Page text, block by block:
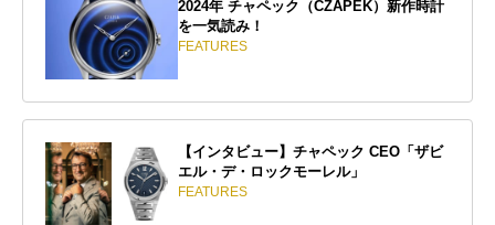
2024年 チャペック（CZAPEK）新作時計
を一気読み！
FEATURES
【インタビュー】チャペック CEO「ザビ
エル・デ・ロックモーレル」
FEATURES